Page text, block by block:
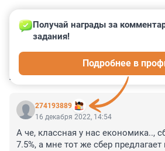
КОММЕНТАРИИ 11
274193889
Получай награды за
задания!
Подробнее в
16 декабря 2022, 14:54
А че, классная у нас економика..,
7.5%, а мне тот же сбер предлагает